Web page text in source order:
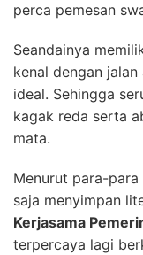
perca pemesan
Seandainya
kenal dengan
ideal. Sehingga
kagak reda serta
mata.
Menurut para-
saja menyimpan
Kerjasama
terpercaya lagi